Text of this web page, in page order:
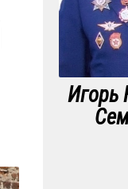
Игорь